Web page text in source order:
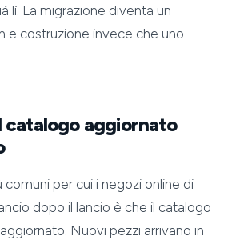
lì. La migrazione diventa un
e costruzione invece che uno
catalogo aggiornato
comuni per cui i negozi online di
dopo il lancio è che il catalogo
Nuovi pezzi arrivano in